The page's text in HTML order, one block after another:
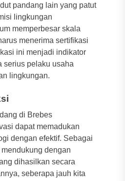
pandang lain yang patut
lingkungan
memperbesar skala
menerima sertifikasi
ini menjadi indikator
serius pelaku usaha
lingkungan.
di Brebes
dapat memadukan
dengan efektif. Sebagai
dengan
dihasilkan secara
seberapa jauh kita